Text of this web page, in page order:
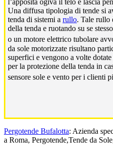
l’apposita ogiva il telo e lascia
Una diffusa tipologia di tende si
tenda di sistemi a rullo. Tale rullo
della tenda e ruotando su se
o un motore elettrico tubolare
da sole motorizzate risultano
superfici e vengono a volte dotate
per la protezione della tenda in
sensore sole e vento per i clienti
Pergotende Bufalotta: Azienda
a Roma, Pergotende,Tende da